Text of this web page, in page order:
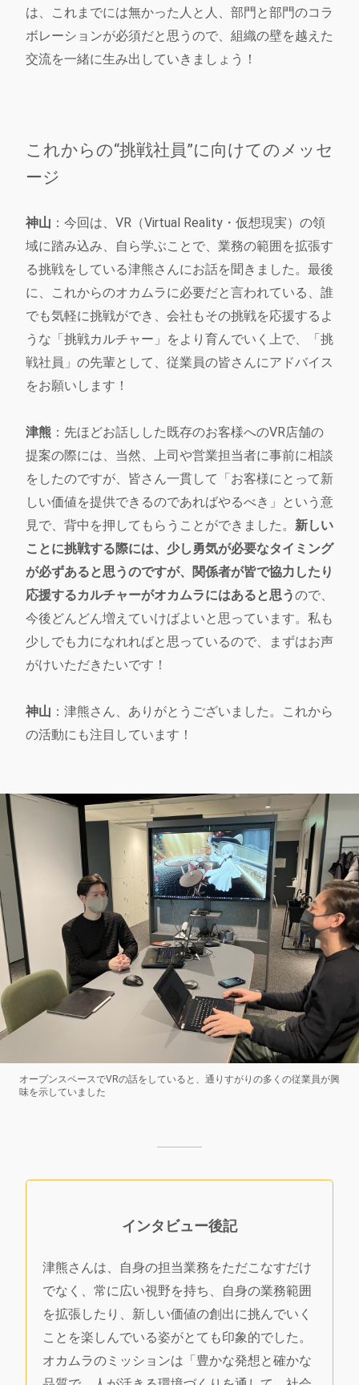
は、これまでには無かった人と人、部門と部門のコラ
ボレーションが必須だと思うので、組織の壁を越えた
交流を一緒に生み出していきましょう！
これからの“挑戦社員”に向けてのメッセ
ージ
神山 ：今回は、VR（Virtual Reality・仮想現実）の領
域に踏み込み、自ら学ぶことで、業務の範囲を拡張す
る挑戦をしている津熊さんにお話を聞きました。最後
に、これからのオカムラに必要だと言われている、誰
でも気軽に挑戦ができ、会社もその挑戦を応援するよ
うな「挑戦カルチャー」をより育んでいく上で、「挑
戦社員」の先輩として、従業員の皆さんにアドバイス
をお願いします！
津熊 ：先ほどお話しした既存のお客様へのVR店舗の
提案の際には、当然、上司や営業担当者に事前に相談
をしたのですが、皆さん一貫して「お客様にとって新
しい価値を提供できるのであればやるべき」という意
見で、背中を押してもらうことができました。 新しい
ことに挑戦する際には、少し勇気が必要なタイミング
が必ずあると思うのですが、関係者が皆で協力したり
応援するカルチャーがオカムラにはあると思うので、
今後どんどん増えていけばよいと思っています。私も
少しでも力になれればと思っているので、まずはお声
がけいただきたいです！
神山 ：津熊さん、ありがとうございました。これから
の活動にも注目しています！
オープンスペースでVRの話をしていると、通りすがりの多くの従業員が興
味を示していました
インタビュー後記
津熊さんは、自身の担当業務をただこなすだけ
でなく、常に広い視野を持ち、自身の業務範囲
を拡張したり、新しい価値の創出に挑んでいく
ことを楽しんでいる姿がとても印象的でした。
オカムラのミッションは「豊かな発想と確かな